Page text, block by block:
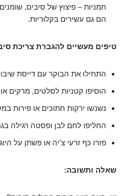
חמניות – פיצוץ של סיבים,
הם גם עשירים בקלוריות.
טיפים מעשיים להגברת צריכת
התחילו את הבוקר עם דייסת
הוסיפו קטניות לסלטים, מרקים
נשנשו ירקות חתוכים או פירות
החליפו לחם לבן ופסטה רגילה
פזרו כף זרעי צ'יה או פשתן על
שאלה ותשובה: